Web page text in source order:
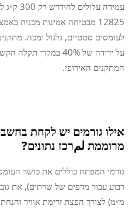
12825 מבטיחה אמינות מבנית
לעומסים סטטיים, גלגול ומכה.
על ירידה של 40%
המתקנים האירופי.
אילו גורמים יש לקחת
מרוממת لمרכז נתונים?
מ״מ) לצורך הפצת זרימת אוויר והנחת